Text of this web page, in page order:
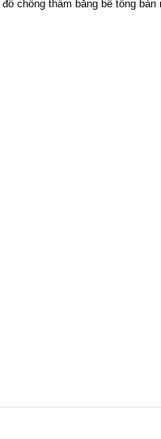
chống thấm bằng bê tông